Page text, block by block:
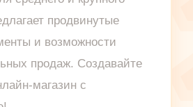
продвинутые
и возможности
продаж. Создавайте
магазин с